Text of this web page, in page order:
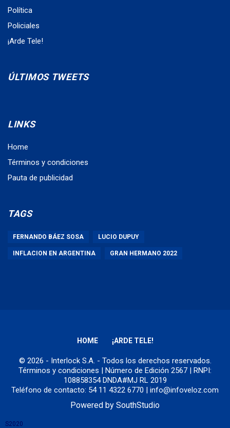
Política
Policiales
¡Arde Tele!
ÚLTIMOS TWEETS
LINKS
Home
Términos y condiciones
Pauta de publicidad
TAGS
FERNANDO BÁEZ SOSA LUCIO DUPUY
INFLACION EN ARGENTINA GRAN HERMANO 2022
HOME ¡ARDE TELE!
© 2026 - Interlock S.A. - Todos los derechos reservados.
Términos y condiciones | Número de Edición 2567 | RNPI:
108858354 DNDA#MJ RL 2019
Teléfono de contacto: 54 11 4322 6770 | info@infoveloz.com
Powered by SouthStudio
S2020